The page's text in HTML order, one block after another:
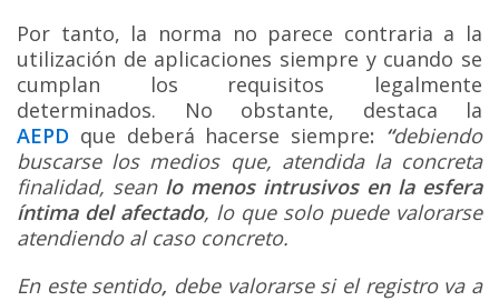
Por tanto, la norma no parece contraria a la
utilización de aplicaciones siempre y cuando se
cumplan los requisitos legalmente
determinados. No obstante, destaca la
AEPD que deberá hacerse siempre: “debiendo
buscarse los medios que, atendida la concreta
finalidad, seanlo menos intrusivos en la esfera
íntima del afectado, lo que solo puede valorarse
atendiendo al caso concreto.
En este sentido, debe valorarse si el registro va a